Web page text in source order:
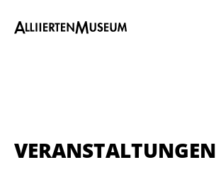
VERANSTALTUNGEN